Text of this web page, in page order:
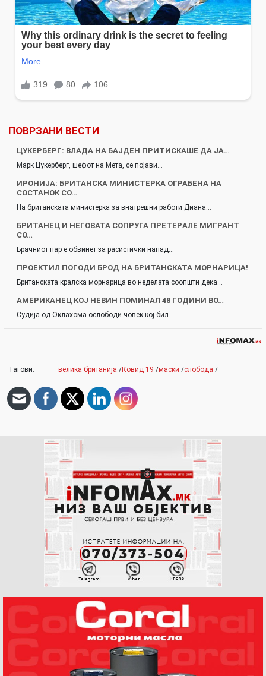
ПОВРЗАНИ ВЕСТИ
ЦУКЕРБЕРГ: ВЛАДА НА БАЈДЕН ПРИТИСКАШЕ ДА ЈА…
Марк Цукерберг, шефот на Мета, се појави…
ИРОНИЈА: БРИТАНСКА МИНИСТЕРКА ОГРАБЕНА НА
СОСТАНОК СО…
На британската министерка за внатрешни работи Диана…
БРИТАНЕЦ И НЕГОВАТА СОПРУГА ПPЕТЕPАЛЕ МИГРАНТ
СО…
Брачниот пар е обвинет за расистички напад…
ПРОЕКТИЛ ПОГОДИ БРОД НА БРИТАНСКАТА МОРНАРИЦА!
Британската кралска морнарица во неделата соопшти дека…
АМЕРИКАНЕЦ КОЈ НЕВИН ПОМИНАЛ 48 ГОДИНИ ВО…
Судија од Оклахома ослободи човек кој бил…
Тагови: велика британија /Ковид 19 /маски /слобода /